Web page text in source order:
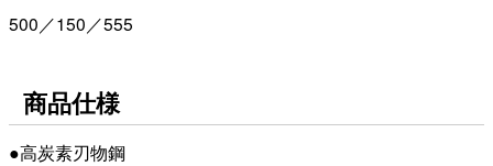
500／150／555
商品仕様
●高炭素刃物鋼